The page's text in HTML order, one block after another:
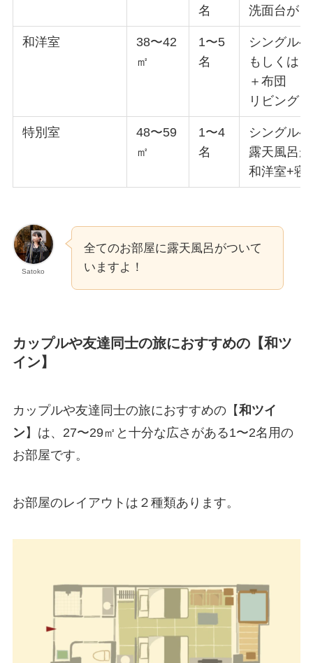
名
洗面台が
和洋室
38〜42
㎡
1〜5
名
シングル
もしくは
＋布団
リビング
特別室
48〜59
㎡
1〜4
名
シングル
露天風呂
和洋室+寝
Satoko
全てのお部屋に露天風呂がついて
いますよ！
カップルや友達同士の旅におすすめの【和ツ
イン】
カップルや友達同士の旅におすすめの【和ツイ
ン】は、27〜29㎡と十分な広さがある1〜2名用の
お部屋です。
お部屋のレイアウトは２種類あります。